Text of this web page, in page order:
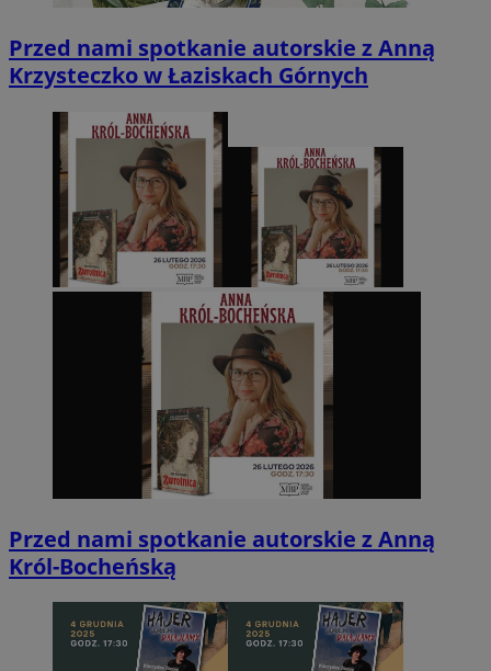
Przed nami spotkanie autorskie z Anną
Krzysteczko w Łaziskach Górnych
Przed nami spotkanie autorskie z Anną
Król-Bocheńską